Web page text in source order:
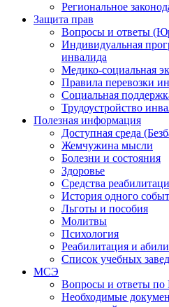
Региональное
Защита прав
Вопросы и ответы
Индивидуальная
инвалида
Медико-социальная
Правила перевозки
Социальная
Трудоустройство
Полезная информация
Доступная среда
Жемчужина мысли
Болезни и состояния
Здоровье
Средства
История одного
Льготы и пособия
Молитвы
Психология
Реабилитация и
Список учебных
МСЭ
Вопросы и ответы
Необходимые